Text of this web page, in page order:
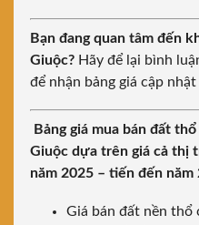
Bạn đang quan tâm đến
Giuộc? Hãy để lại bình
để nhận bảng giá cập
Bảng giá mua bán đất
Giuộc dựa trên giá cả thị
năm 2025 – tiến đến năm
Giá bán đất nền thổ